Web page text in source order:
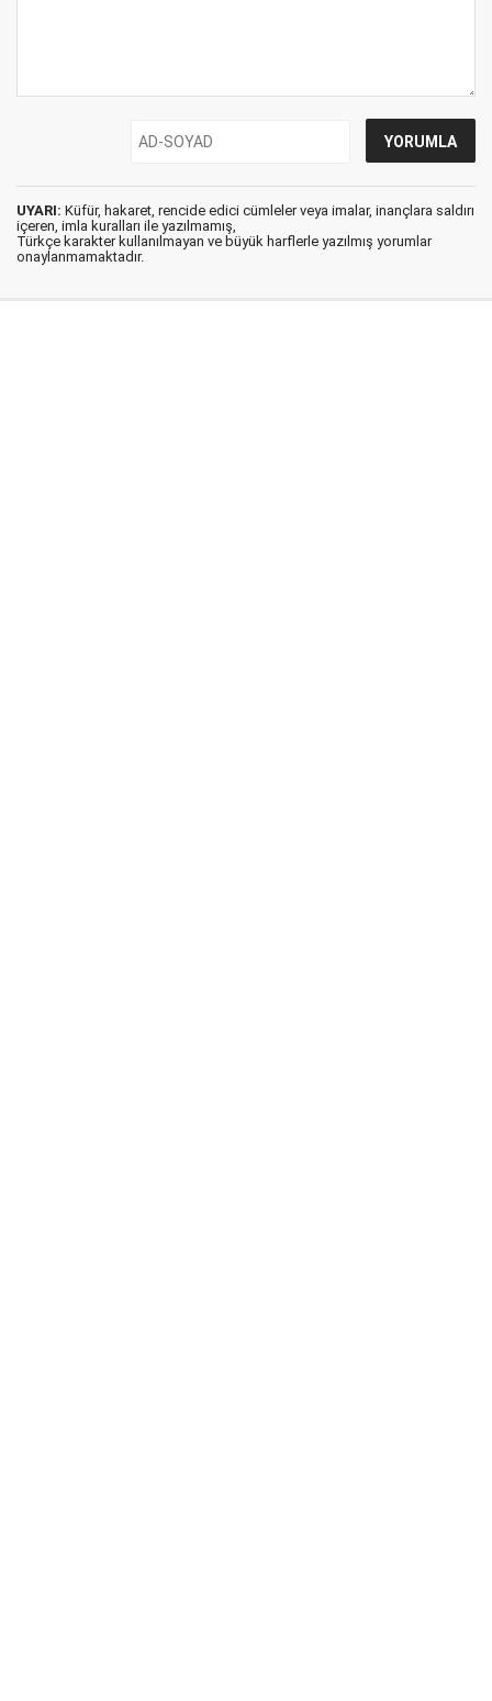
UYARI: Küfür, hakaret, rencide edici cümleler veya imalar, inançlara saldırı
içeren, imla kuralları ile yazılmamış,
Türkçe karakter kullanılmayan ve büyük harflerle yazılmış yorumlar
onaylanmamaktadır.